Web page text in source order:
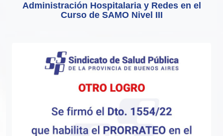
Administración Hospitalaria y Redes en el
Curso de SAMO Nivel III